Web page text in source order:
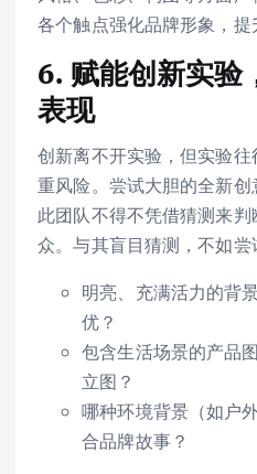
各个触点强化品牌形象，提
6. 赋能创新实验
表现
创新离不开实验，但实验
重风险。尝试大胆的全新
此团队不得不凭借猜测来
众。与其盲目猜测，不如尝
明亮、充满活力的背
优？
包含生活场景的产品
立图？
哪种环境背景（如户
合品牌故事？